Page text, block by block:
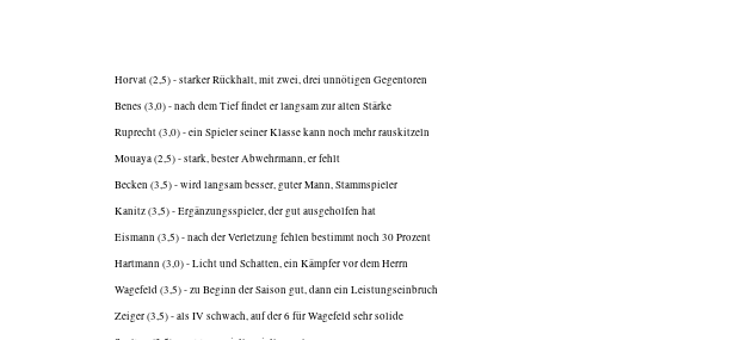
Horvat (2,5) - starker Rückhalt, mit zwei, drei unnötigen Gegentoren
Benes (3,0) - nach dem Tief findet er langsam zur alten Stärke
Ruprecht (3,0) - ein Spieler seiner Klasse kann noch mehr rauskitzeln
Mouaya (2,5) - stark, bester Abwehrmann, er fehlt
Becken (3,5) - wird langsam besser, guter Mann, Stammspieler
Kanitz (3,5) - Ergänzungsspieler, der gut ausgeholfen hat
Eismann (3,5) - nach der Verletzung fehlen bestimmt noch 30 Prozent
Hartmann (3,0) - Licht und Schatten, ein Kämpfer vor dem Herrn
Wagefeld (3,5) - zu Beginn der Saison gut, dann ein Leistungseinbruch
Zeiger (3,5) - als IV schwach, auf der 6 für Wagefeld sehr solide